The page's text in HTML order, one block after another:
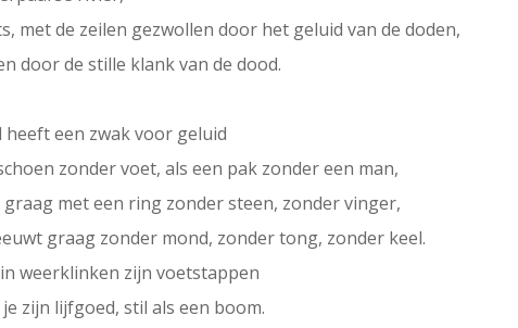
met de zeilen gezwollen door het geluid van de doden,
door de stille klank van de dood.
heeft een zwak voor geluid
zonder voet, als een pak zonder een man,
met een ring zonder steen, zonder vinger,
graag zonder mond, zonder tong, zonder keel.
weerklinken zijn voetstappen
zijn lijfgoed, stil als een boom.